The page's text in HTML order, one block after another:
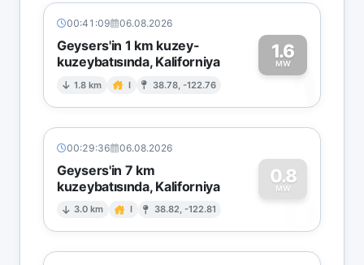
00:41:09 06.08.2026
Geysers'in 1 km kuzey-
kuzeybatısında, Kaliforniya
1.8 km I 38.78, -122.76
1.6
MW1
00:29:36 06.08.2026
Geysers'in 7 km
kuzeybatısında, Kaliforniya
3.0 km I 38.82, -122.81
0.8
MW
0